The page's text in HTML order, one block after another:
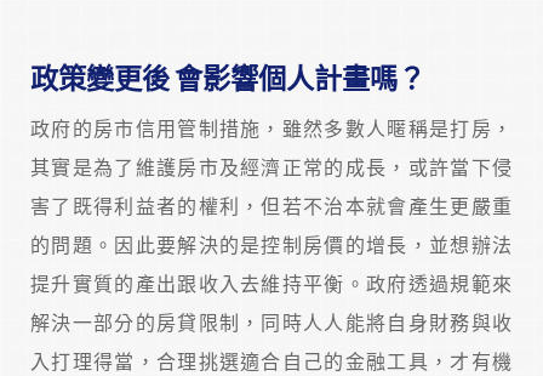
政策變更後 會影響個人計畫嗎？
政府的房市信用管制措施，雖然多數人暱稱是打房，
其實是為了維護房市及經濟正常的成長，或許當下侵
害了既得利益者的權利，但若不治本就會產生更嚴重
的問題。因此要解決的是控制房價的增長，並想辦法
提升實質的產出跟收入去維持平衡。政府透過規範來
解決一部分的房貸限制，同時人人能將自身財務與收
入打理得當，合理挑選適合自己的金融工具，才有機